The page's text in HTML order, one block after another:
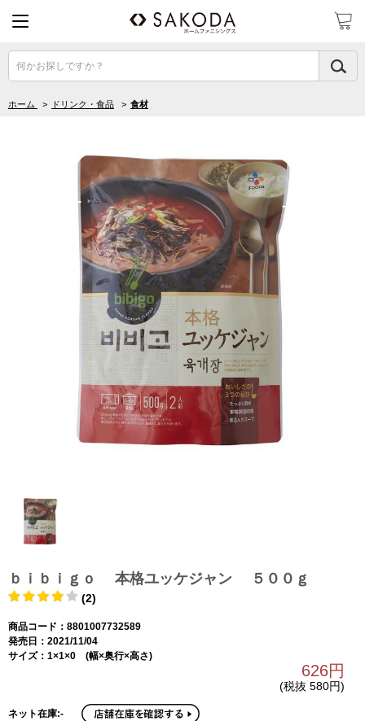
何かお探しですか？
ホーム > ドリンク・食品 > 食材
ｂｉｂｉｇｏ 本格ユッケジャン ５００ｇ
(2)
商品コード：8801007732589
発売日：2021/11/04
サイズ：1×1×0 (幅×奥行×高さ)
626円
(税抜 580円)
ネット在庫:-